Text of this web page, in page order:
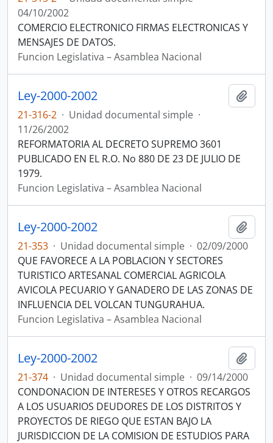
04/10/2002
COMERCIO ELECTRONICO FIRMAS ELECTRONICAS Y
MENSAJES DE DATOS.
Funcion Legislativa – Asamblea Nacional
Ley-2000-2002
21-316-2 · Unidad documental simple ·
11/26/2002
REFORMATORIA AL DECRETO SUPREMO 3601
PUBLICADO EN EL R.O. No 880 DE 23 DE JULIO DE
1979.
Funcion Legislativa – Asamblea Nacional
Ley-2000-2002
21-353 · Unidad documental simple · 02/09/2000
QUE FAVORECE A LA POBLACION Y SECTORES
TURISTICO ARTESANAL COMERCIAL AGRICOLA
AVICOLA PECUARIO Y GANADERO DE LAS ZONAS DE
INFLUENCIA DEL VOLCAN TUNGURAHUA.
Funcion Legislativa – Asamblea Nacional
Ley-2000-2002
21-374 · Unidad documental simple · 09/14/2000
CONDONACION DE INTERESES Y OTROS RECARGOS
A LOS USUARIOS DEUDORES DE LOS DISTRITOS Y
PROYECTOS DE RIEGO QUE ESTAN BAJO LA
JURISDICCION DE LA COMISION DE ESTUDIOS PARA